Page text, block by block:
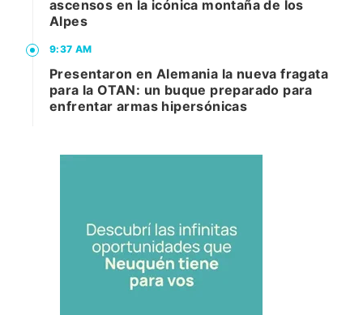
ascensos en la icónica montaña de los
Alpes
9:37 AM
Presentaron en Alemania la nueva fragata
para la OTAN: un buque preparado para
enfrentar armas hipersónicas